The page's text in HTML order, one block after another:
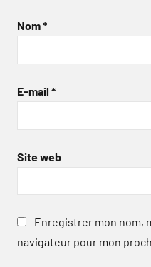
Nom*
E-mail *
Site web
Enregistrer mon nom,
navigateur pour mon